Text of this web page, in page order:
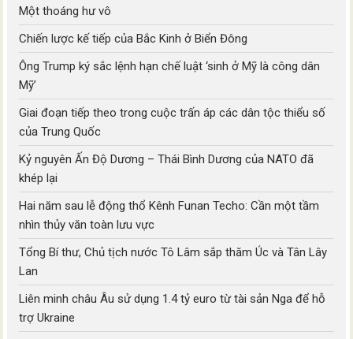
Một thoáng hư vô
Chiến lược kế tiếp của Bắc Kinh ở Biển Đông
Ông Trump ký sắc lệnh hạn chế luật ‘sinh ở Mỹ là công dân
Mỹ’
Giai đoạn tiếp theo trong cuộc trấn áp các dân tộc thiểu số
của Trung Quốc
Kỷ nguyên Ấn Độ Dương – Thái Bình Dương của NATO đã
khép lại
Hai năm sau lễ động thổ Kênh Funan Techo: Cần một tầm
nhìn thủy văn toàn lưu vực
Tổng Bí thư, Chủ tịch nước Tô Lâm sắp thăm Úc và Tân Lây
Lan
Liên minh châu Âu sử dụng 1.4 tỷ euro từ tài sản Nga để hỗ
trợ Ukraine